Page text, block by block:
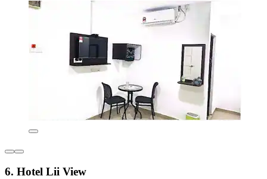
6. Hotel Lii View